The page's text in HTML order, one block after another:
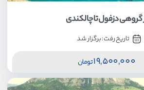
گروهی دزفول تا چالکندی
تاریخ رفت :برگزار شد
19,500,000تومان